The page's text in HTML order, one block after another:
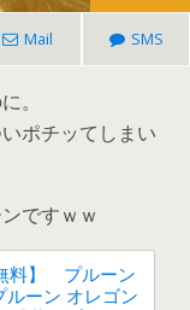
Mail SMS
。
ポチッてしまい
ですｗｗ
料】 プルーン
ーン オレゴン